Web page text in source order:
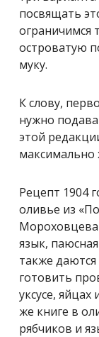
посвящать
ограничимся
островатую
муку.
К слову,
нужно
этой
максимально
Рецепт 1904
оливье из
Мороховцева
язык,
также даются
готовить
уксусе,
же книге в
рябчиков и